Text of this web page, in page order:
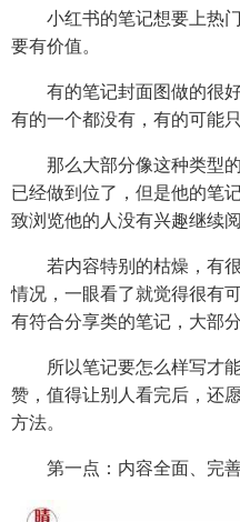
小红书的笔记想要上热门
要有价值。
有的笔记封面图做的很好
有的一个都没有，有的可能
那么大部分像这种类型的
已经做到位了，但是他的笔
致浏览他的人没有兴趣继续阅
若内容特别的枯燥，有很
情况，一眼看了就觉得很有
有符合分享类的笔记，大部
所以笔记要怎么样写才能
赞，值得让别人看完后，还
方法。
第一点：内容全面、完